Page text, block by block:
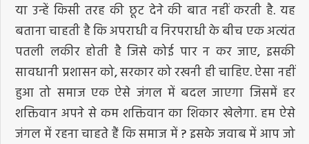
या उन्हें किसी तरह की छूट देने की बात नहीं करती है. यह
बताना चाहती है कि अपराधी व निरपराधी के बीच एक अत्यंत
पतली लकीर होती है जिसे कोई पार न कर जाए, इसकी
सावधानी प्रशासन को, सरकार को रखनी ही चाहिए. ऐसा नहीं
हुआ तो समाज एक ऐसे जंगल में बदल जाएगा जिसमें हर
शक्तिवान अपने से कम शक्तिवान का शिकार खेलेगा. हम ऐसे
जंगल में रहना चाहते हैं कि समाज में ? इसके जवाब में आप जो